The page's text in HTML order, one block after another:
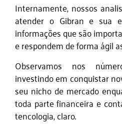
Internamente, nossos
atender o Gibran e sua
informações que são
e respondem de forma ágil
Observamos nos
investindo em conquistar
seu nicho de mercado
toda parte financeira e
tencologia, claro.